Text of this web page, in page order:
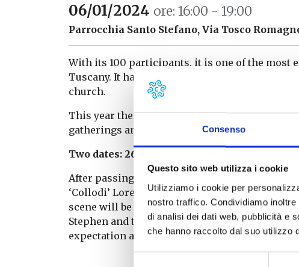
Consenso
Questo sito web utilizza i cookie
Utilizziamo i cookie per
nostro traffico. Condividiamo
di analisi dei dati web, pubblicità e
che hanno raccolto dal suo utilizzo
06/01/2024 ore: 16:00 - 19:00
Parrocchia Santo Stefano, Via Tosco
With its 100 participants, it is one of the most
Tuscany. It has been held for 12 years at
church.
This year there will be some novelties in the
gatherings and respect the rules of prevention.
Two dates: 26 December and 6 January from
After passing through the streets of the village
‘Collodi’ Lorenzini was inspired by these
scene will be concentrated in the square
Stephen and the Church of the
expectation and birth of Jesus.